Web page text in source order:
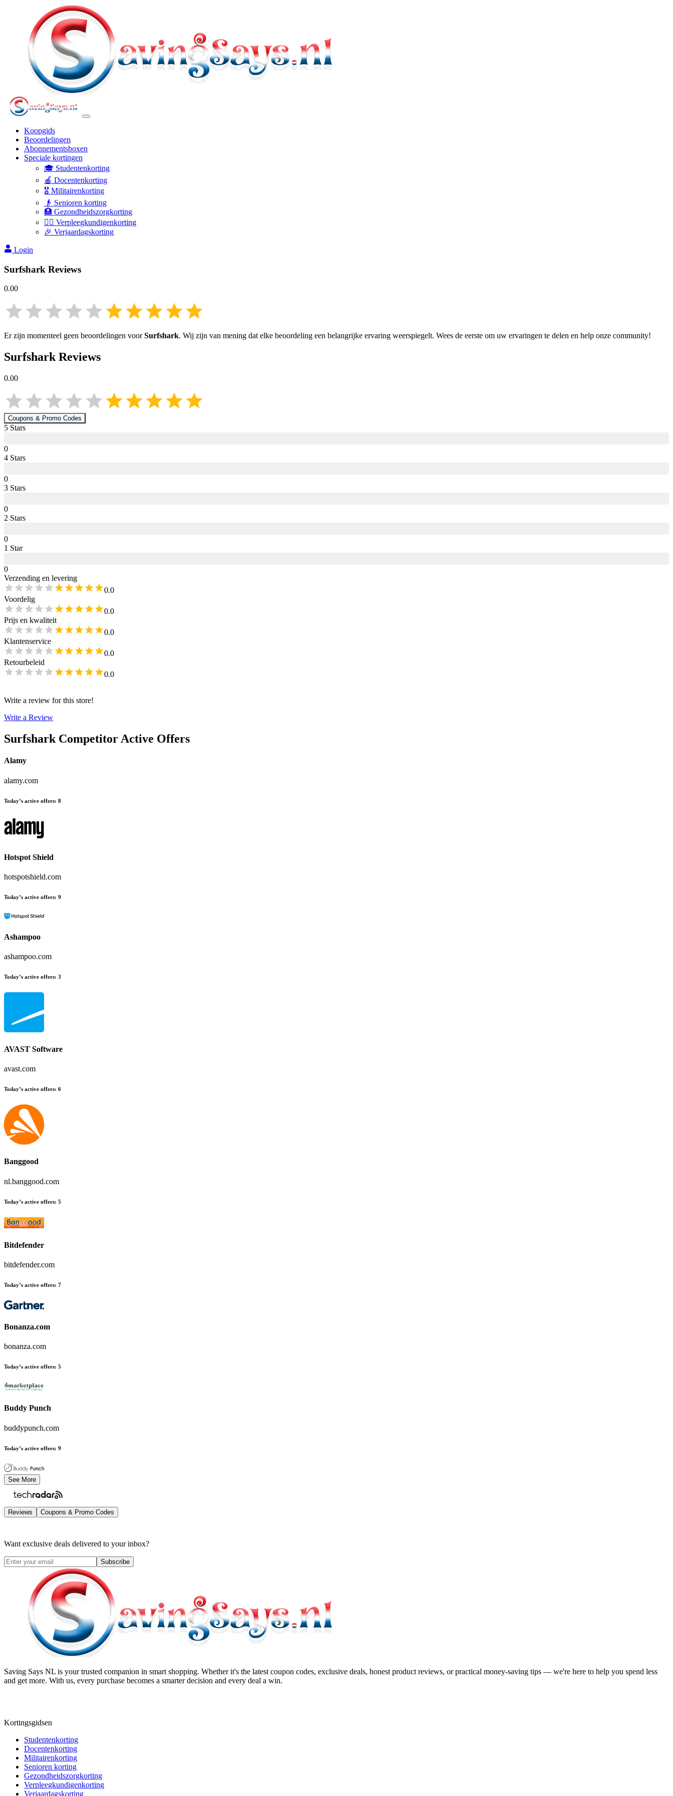
Koopgids
Beoordelingen
Abonnementsboxen
Speciale kortingen
🎓 Studentenkorting
🍎 Docentenkorting
🎖️ Militairenkorting
👴 Senioren korting
🏥 Gezondheidszorgkorting
👩‍⚕️ Verpleegkundigenkorting
🎉 Verjaardagskorting
Login
Surfshark Reviews
0.00
Er zijn momenteel geen beoordelingen voorSurfshark. Wij zijn van mening dat elke beoordeling een belangrijke ervaring weerspiegelt. Wees de eerste om uw ervaringen te delen en help onze community!
SurfsharkReviews
0.00
Coupons & Promo Codes
5 Stars
0
4 Stars
0
3 Stars
0
2 Stars
0
1 Star
0
Verzending en levering
0.0
Voordelig
0.0
Prijs en kwaliteit
0.0
Klantenservice
0.0
Retourbeleid
0.0
Write a review for this store!
Write a Review
Surfshark Competitor Active Offers
Alamy
alamy.com
Today’s active offers: 8
Hotspot Shield
hotspotshield.com
Today’s active offers: 9
Ashampoo
ashampoo.com
Today’s active offers: 3
AVAST Software
avast.com
Today’s active offers: 6
Banggood
nl.banggood.com
Today’s active offers: 5
Bitdefender
bitdefender.com
Today’s active offers: 7
Bonanza.com
bonanza.com
Today’s active offers: 5
Buddy Punch
buddypunch.com
Today’s active offers: 9
See More
Reviews Coupons & Promo Codes
Want exclusive deals delivered to your inbox?
Subscribe
Saving Says NL is your trusted companion in smart shopping. Whether it's the latest coupon codes, exclusive deals, honest product reviews, or practical money-saving tips — we're here to help you spend less
and get more. With us, every purchase becomes a smarter decision and every deal a win.
Kortingsgidsen
Studentenkorting
Docentenkorting
Militairenkorting
Senioren korting
Gezondheidszorgkorting
Verpleegkundigenkorting
Verjaardagskorting